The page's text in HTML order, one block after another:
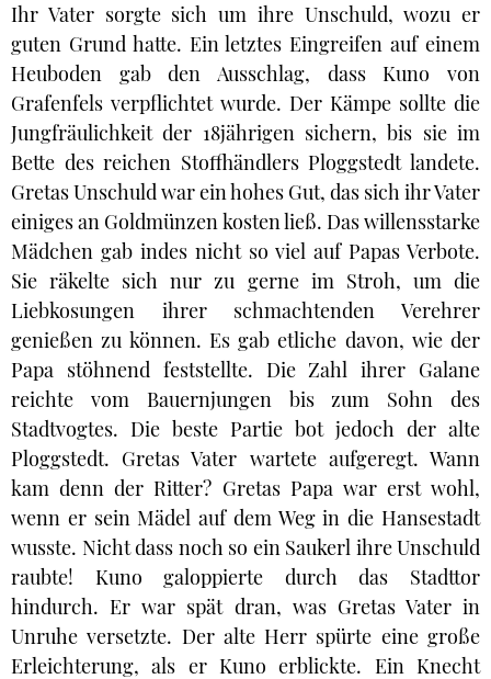
Ihr Vater sorgte sich um ihre Unschuld, wozu er
guten Grund hatte. Ein letztes Eingreifen auf einem
Heuboden gab den Ausschlag, dass Kuno von
Grafenfels verpflichtet wurde. Der Kämpe sollte die
Jungfräulichkeit der 18jährigen sichern, bis sie im
Bette des reichen Stoffhändlers Ploggstedt landete.
Gretas Unschuld war ein hohes Gut, das sich ihr Vater
einiges an Goldmünzen kosten ließ. Das willensstarke
Mädchen gab indes nicht so viel auf Papas Verbote.
Sie räkelte sich nur zu gerne im Stroh, um die
Liebkosungen ihrer schmachtenden Verehrer
genießen zu können. Es gab etliche davon, wie der
Papa stöhnend feststellte. Die Zahl ihrer Galane
reichte vom Bauernjungen bis zum Sohn des
Stadtvogtes. Die beste Partie bot jedoch der alte
Ploggstedt. Gretas Vater wartete aufgeregt. Wann
kam denn der Ritter? Gretas Papa war erst wohl,
wenn er sein Mädel auf dem Weg in die Hansestadt
wusste. Nicht dass noch so ein Saukerl ihre Unschuld
raubte! Kuno galoppierte durch das Stadttor
hindurch. Er war spät dran, was Gretas Vater in
Unruhe versetzte. Der alte Herr spürte eine große
Erleichterung, als er Kuno erblickte. Ein Knecht